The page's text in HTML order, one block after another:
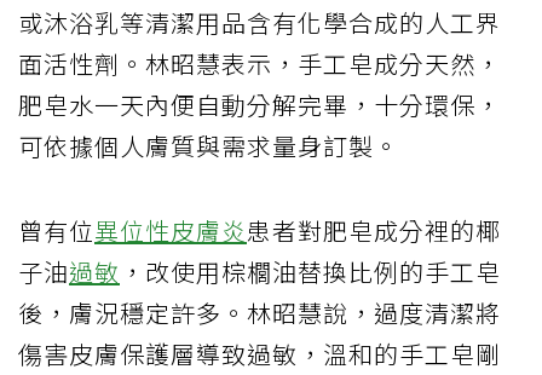
或沐浴乳等清潔用品含有化學合成的人工界
面活性劑。林昭慧表示，手工皂成分天然，
肥皂水一天內便自動分解完畢，十分環保，
可依據個人膚質與需求量身訂製。
曾有位異位性皮膚炎患者對肥皂成分裡的椰
子油過敏 ，改使用棕櫚油替換比例的手工皂
後，膚況穩定許多。林昭慧說，過度清潔將
傷害皮膚保護層導致過敏，溫和的手工皂剛